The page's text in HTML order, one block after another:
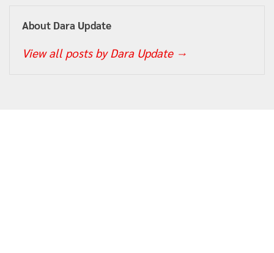
About Dara Update
View all posts by Dara Update →